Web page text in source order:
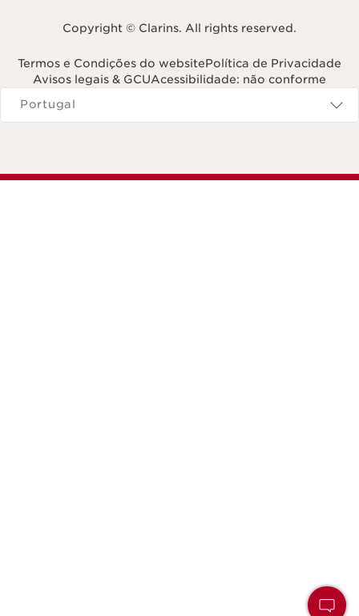
Copyright © Clarins. All rights reserved.
Termos e Condições do websitePolítica de Privacidade
Avisos legais & GCUAcessibilidade: não conforme
Navega para
Portugal